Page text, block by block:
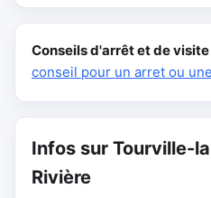
Conseils d'arrêt et de visite
conseil pour un arret ou
Infos sur Tourville-
Rivière